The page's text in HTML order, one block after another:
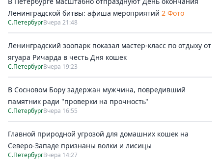
Ленинградской битвы: афиша мероприятий 2 Фото
С.ПетербургВчера 21:48
Ленинградский зоопарк показал мастер-класс по отдыху от
ягуара Ричарда в честь Дня кошек
С.ПетербургВчера 19:23
В Сосновом Бору задержан мужчина, повредивший
памятник ради "проверки на прочность"
С.ПетербургВчера 16:55
Главной природной угрозой для домашних кошек на
Северо-Западе признаны волки и лисицы
С.ПетербургВчера 14:27